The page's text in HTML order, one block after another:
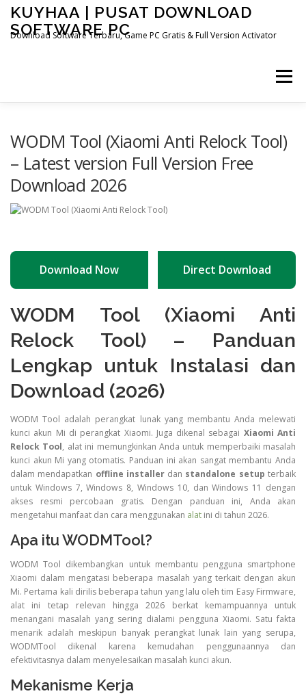
Skip
content
KUYHAA | PUSAT DOWNLOAD
SOFTWARE PC
Download Software Terbaru, Game PC Gratis & Full Version Activator
Menu
WODM Tool (Xiaomi Anti Relock Tool)
– Latest version Full Version Free
Download 2026
Download Now Direct Download
WODM Tool (Xiaomi Anti
Relock Tool) – Panduan
Lengkap untuk Instalasi dan
Download (2026)
WODM Tool adalah perangkat lunak yang membantu Anda melewati
kunci akun Mi di perangkat Xiaomi. Juga dikenal sebagai Xiaomi Anti
Relock Tool, alat ini memungkinkan Anda untuk memperbaiki masalah
kunci akun Mi yang otomatis. Panduan ini akan sangat membantu Anda
dalam mendapatkan offline installerdan standalone setup terbaik
untuk Windows 7, Windows 8, Windows 10, dan Windows 11 dengan
akses resmi percobaan gratis. Dengan panduan ini, Anda akan
mengetahui manfaat dan cara menggunakan alat ini di tahun 2026.
Apa itu WODMTool?
WODM Tool dikembangkan untuk membantu pengguna smartphone
Xiaomi dalam mengatasi beberapa masalah yang terkait dengan akun
Mi. Pertama kali dirilis beberapa tahun yang lalu oleh tim Easy Firmware,
alat ini tetap relevan hingga 2026 berkat kemampuannya untuk
menangani masalah yang sering dialami pengguna Xiaomi. Satu fakta
menarik adalah meskipun banyak perangkat lunak lain yang serupa,
WODMTool dikenal karena kemudahan penggunaannya dan
efektivitasnya dalam menyelesaikan masalah kunci akun.
Mekanisme Kerja